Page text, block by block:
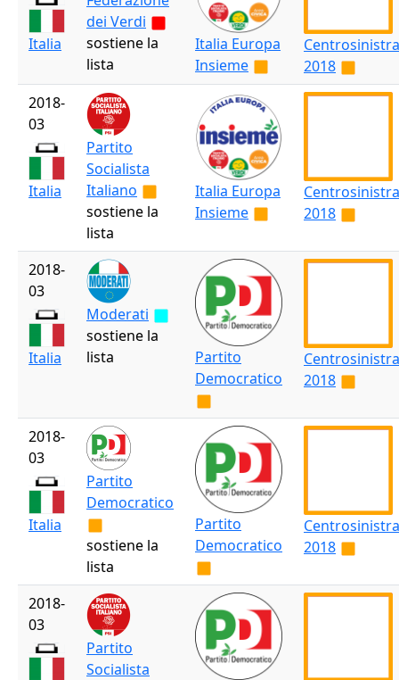
Italia
dei Verdi
sostiene la
lista
Italia Europa
Insieme
Centrosinistra
2018
2018-
03
Italia
Partito
Socialista
Italiano
sostiene la
lista
Italia Europa
Insieme
Centrosinistra
2018
2018-
03
Italia
Moderati
sostiene la
lista
Partito
Democratico
Centrosinistra
2018
2018-
03
Italia
Partito
Democratico
sostiene la
lista
Partito
Democratico
Centrosinistra
2018
2018-
03
Partito
Socialista